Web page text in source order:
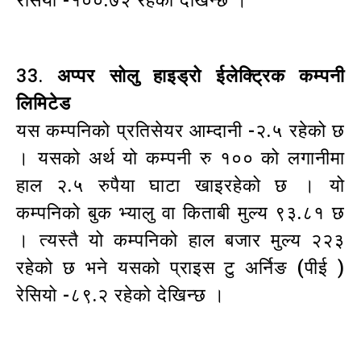
33.अप्पर सोलु हाइड्रो ईलेक्ट्रिक कम्पनी
लिमिटेड
यस कम्पनिको प्रतिसेयर आम्दानी -२.५ रहेको छ
। यसको अर्थ यो कम्पनी रु १०० को लगानीमा
हाल २.५ रुपैया घाटा खाइरहेको छ । यो
कम्पनिको बुक भ्यालु वा किताबी मुल्य ९३.८१ छ
। त्यस्तै यो कम्पनिको हाल बजार मुल्य २२३
रहेको छ भने यसको प्राइस टु अर्निङ (पीई )
रेसियो -८९.२ रहेको देखिन्छ ।